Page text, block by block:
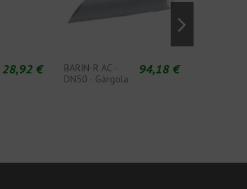
28,92 €
BARIN-R AC -
DN50 - Gárgola
94,18 €